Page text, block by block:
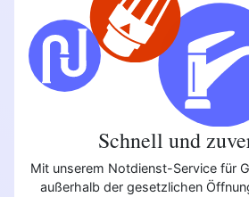
Schnell und
Mit unserem Notdienst-Service für
außerhalb der gesetzlichen